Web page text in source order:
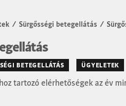
/ Sürgősségi betegellátás /
BETEGELLÁTÁS ÜGYELETEK
tartozó elérhetőségek az év